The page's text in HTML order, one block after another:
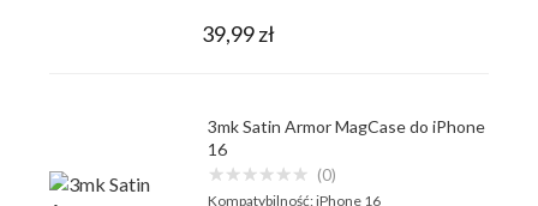
39,99 zł
3mk Satin Armor MagCase do iPhone
16
★★★★★★ (0)
Kompatybilność:iPhone 16